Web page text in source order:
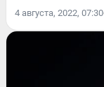
4 августа, 2022, 07:30